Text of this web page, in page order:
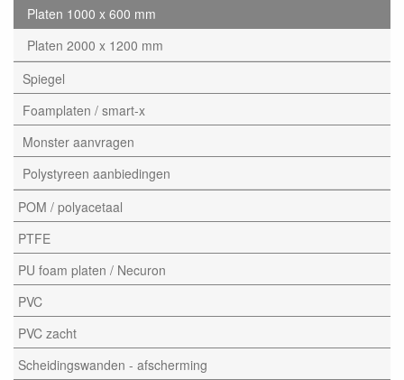
Platen 1000 x 600 mm
Platen 2000 x 1200 mm
Spiegel
Foamplaten / smart-x
Monster aanvragen
Polystyreen aanbiedingen
POM / polyacetaal
PTFE
PU foam platen / Necuron
PVC
PVC zacht
Scheidingswanden - afscherming